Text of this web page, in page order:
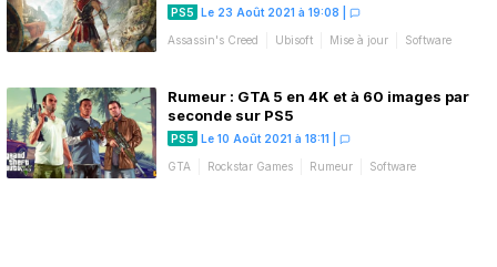
PS5 Le 23 Août 2021 à 19:08
Assassin's Creed Ubisoft Mise à jour Software
Rumeur : GTA 5 en 4K et à 60 images par
seconde sur PS5
PS5 Le 10 Août 2021 à 18:11
GTA Rockstar Games Rumeur Software